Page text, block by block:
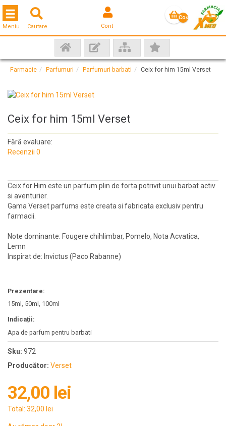
Cautare Cont
Coş
Toggle navigation
Meniu
Farmacie Parfumuri Parfumuri barbati Ceix for him 15ml Verset
Ceix for him 15ml Verset
Fără evaluare:
Recenzii 0
Ceix for Him este un parfum plin de forta potrivit unui barbat activ
si aventurier.
Gama Verset parfums este creata si fabricata exclusiv pentru
farmacii.
Note dominante: Fougere chihlimbar, Pomelo, Nota Acvatica,
Lemn
Inspirat de: Invictus (Paco Rabanne)
Prezentare:
15ml, 50ml, 100ml
Indicații:
Apa de parfum pentru barbati
Sku: 972
Producător: Verset
32,00 lei
Total: 32,00 lei